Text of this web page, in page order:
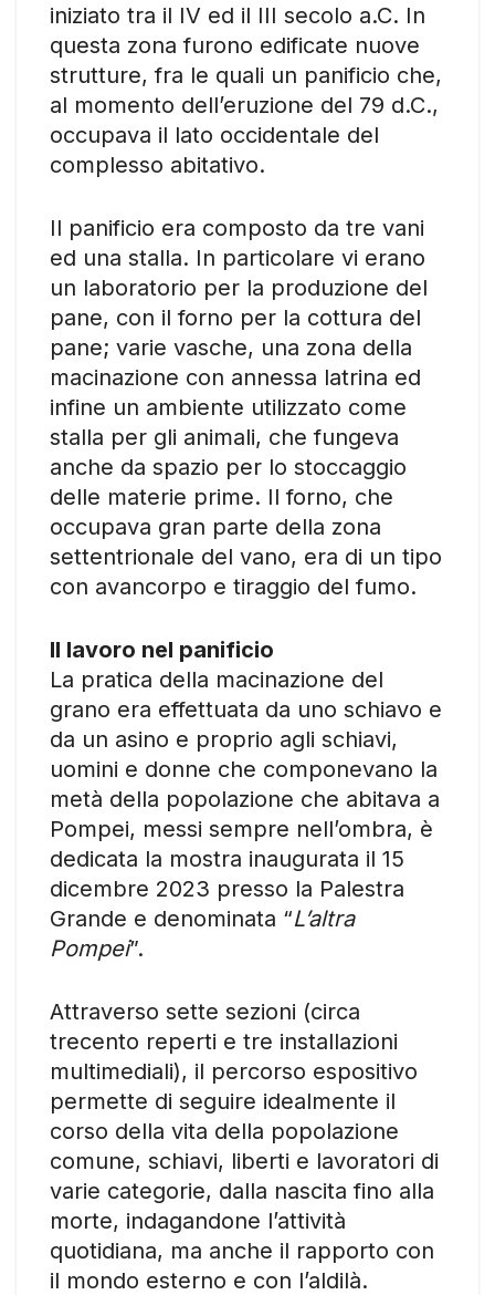
iniziato tra il IV ed il III secolo a.C. In
questa zona furono edificate nuove
strutture, fra le quali un panificio che,
al momento dell’eruzione del 79 d.C.,
occupava il lato occidentale del
complesso abitativo.
Il panificio era composto da tre vani
ed una stalla. In particolare vi erano
un laboratorio per la produzione del
pane, con il forno per la cottura del
pane; varie vasche, una zona della
macinazione con annessa latrina ed
infine un ambiente utilizzato come
stalla per gli animali, che fungeva
anche da spazio per lo stoccaggio
delle materie prime. Il forno, che
occupava gran parte della zona
settentrionale del vano, era di un tipo
con avancorpo e tiraggio del fumo.
Il lavoro nel panificio
La pratica della macinazione del
grano era effettuata da uno schiavo e
da un asino e proprio agli schiavi,
uomini e donne che componevano la
metà della popolazione che abitava a
Pompei, messi sempre nell’ombra, è
dedicata la mostra inaugurata il 15
dicembre 2023 presso la Palestra
Grande e denominata “L’altra
Pompei”.
Attraverso sette sezioni (circa
trecento reperti e tre installazioni
multimediali), il percorso espositivo
permette di seguire idealmente il
corso della vita della popolazione
comune, schiavi, liberti e lavoratori di
varie categorie, dalla nascita fino alla
morte, indagandone l’attività
quotidiana, ma anche il rapporto con
il mondo esterno e con l’aldilà.